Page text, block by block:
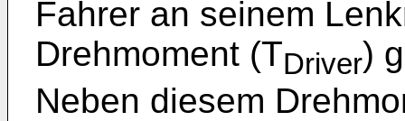
Fahrer an seinem
Drehmoment (TDriver)
Neben diesem